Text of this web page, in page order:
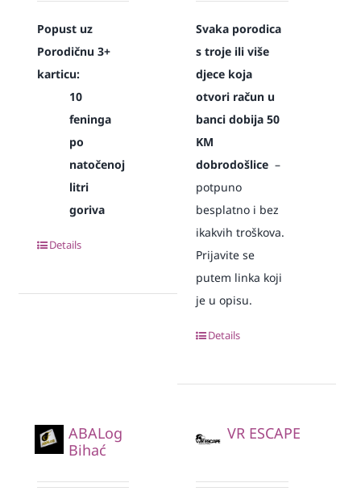
Popust uz
Porodičnu 3+
karticu:
10
feninga
po
natočenoj
litri
goriva
Details
Svaka porodica
s troje ili više
djece koja
otvori račun u
banci dobija 50
KM
dobrodošlice –
potpuno
besplatno i bez
ikakvih troškova.
Prijavite se
putem linka koji
je u opisu.
Details
ABALog
Bihać
VR ESCAPE